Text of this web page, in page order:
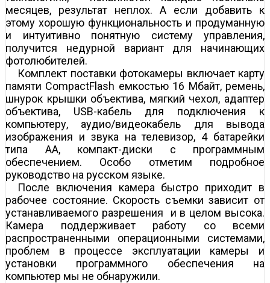
месяцев, результат неплох. А если добавить к
этому хорошую функциональность и продуманную
и интуитивно понятную систему управления,
получится недурной вариант для начинающих
фотолюбителей.
Комплект поставки фотокамеры включает карту
памяти CompactFlash емкостью 16 Мбайт, ремень,
шнурок крышки объектива, мягкий чехол, адаптер
объектива, USB-кабель для подключения к
компьютеру, аудио/видеокабель для вывода
изображения и звука на телевизор, 4 батарейки
типа АА, компакт-диски с программным
обеспечением. Особо отметим подробное
руководство на русском языке.
После включения камера быстро приходит в
рабочее состояние. Скорость съемки зависит от
устанавливаемого разрешения и в целом высока.
Камера поддерживает работу со всеми
распространенными операционными системами,
проблем в процессе эксплуатации камеры и
установки программного обеспечения на
компьютер мы не обнаружили.